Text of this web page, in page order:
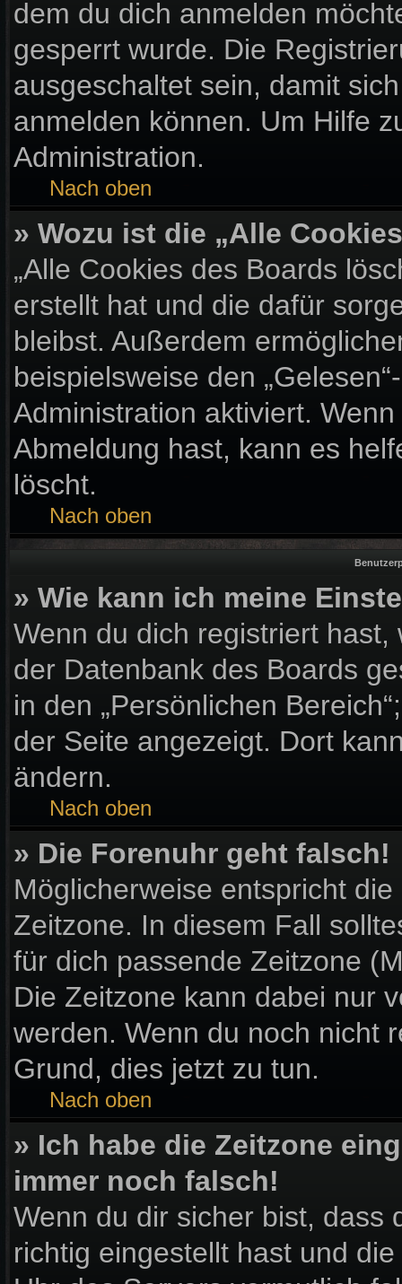
dem du dich anmelden
gesperrt wurde. Die
ausgeschaltet sein, damit
anmelden können. Um Hilfe
Administration.
Nach oben
» Wozu ist die „Alle
„Alle Cookies des Boards
erstellt hat und die dafür
bleibst. Außerdem
beispielsweise den
Administration aktiviert.
Abmeldung hast, kann es
löscht.
Nach oben
» Wie kann ich meine
Wenn du dich registriert
der Datenbank des Boards
in den „Persönlichen
der Seite angezeigt. Dort
ändern.
Nach oben
» Die Forenuhr geht falsch!
Möglicherweise entspricht
Zeitzone. In diesem Fall
für dich passende Zeitzone
Die Zeitzone kann dabei nur
werden. Wenn du noch nicht
Grund, dies jetzt zu tun.
Nach oben
» Ich habe die Zeitzone
immer noch falsch!
Wenn du dir sicher bist, dass
richtig eingestellt hast und